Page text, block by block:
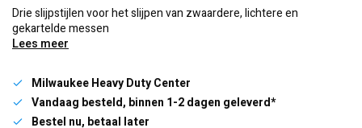
Drie slijpstijlen voor het slijpen van zwaardere, lichtere en
gekartelde messen
Lees meer
Milwaukee Heavy Duty Center
Vandaag besteld, binnen 1-2 dagen geleverd*
Bestel nu, betaal later